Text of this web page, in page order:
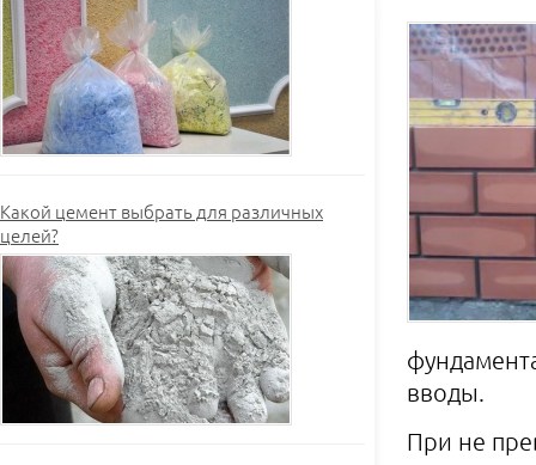
Какой цемент выбрать для различных
целей?
вводы.
При не